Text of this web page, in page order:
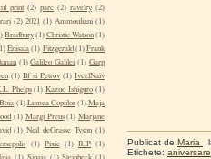
print (2) parc (2) ravelry (2)
(2) 2021 (1) Ammouliani (1)
Bradbury(1)Christie Watson(1)
Enisala (1) Fitzgerald(1)Frank
(1) Galileo Galilei (1) Garp
(1) Ilf si Petrov (1) IvcelNaiv
Phelps (1) Kazuo Ishiguro (1)
(1)Lumea Copiilor(1)Maja
(1) Margi Preus (1) Marjane
(1) Neil deGrasse Tyson (1)
(1) Pixie (1) RIP (1)
Publicat de Maria
Etichete: aniversare